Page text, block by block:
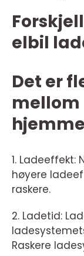
elbil
Det er
mellom
1. Ladeeffekt:
høyere
raskere.
2. Ladetid:
Raskere